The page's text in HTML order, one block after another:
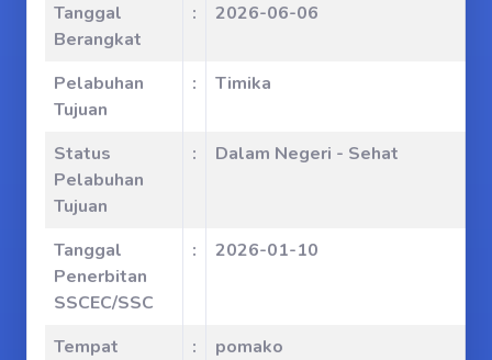
Tanggal
Berangkat
: 2026-06-06
Pelabuhan
Tujuan
: Timika
Status
Pelabuhan
Tujuan
: Dalam Negeri - Sehat
Tanggal
Penerbitan
SSCEC/SSC
: 2026-01-10
Tempat
: pomako